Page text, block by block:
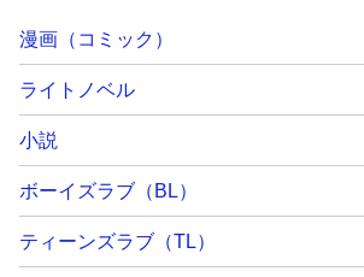
漫画（コミック）
ライトノベル
小説
ボーイズラブ（BL）
ティーンズラブ（TL）